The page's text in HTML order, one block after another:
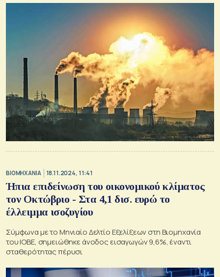
ΒΙΟΜΗΧΑΝΙΑ 18.11.2024, 11:41
Ήπια επιδείνωση του οικονομικού κλίματος
τον Οκτώβριο - Στα 4,1 δισ. ευρώ το
έλλειμμα ισοζυγίου
Σύμφωνα με το Μηνιαίο Δελτίο Εξελίξεων στη Βιομηχανία
του ΙΟΒΕ, σημειώθηκε άνοδος εισαγωγών 9,6%, έναντι
σταθερότητας πέρυσι